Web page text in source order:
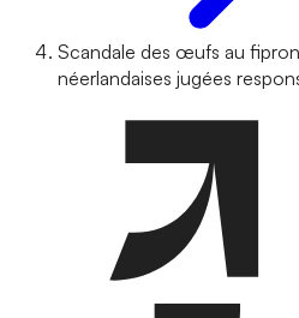
Scandale des œufs au
néerlandaises jugées